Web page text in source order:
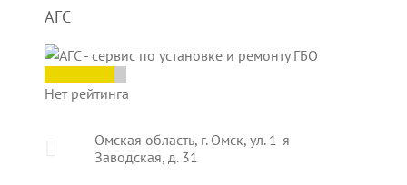
АГС
Нет рейтинга
Омская область, г. Омск, ул. 1-я
Заводская, д. 31